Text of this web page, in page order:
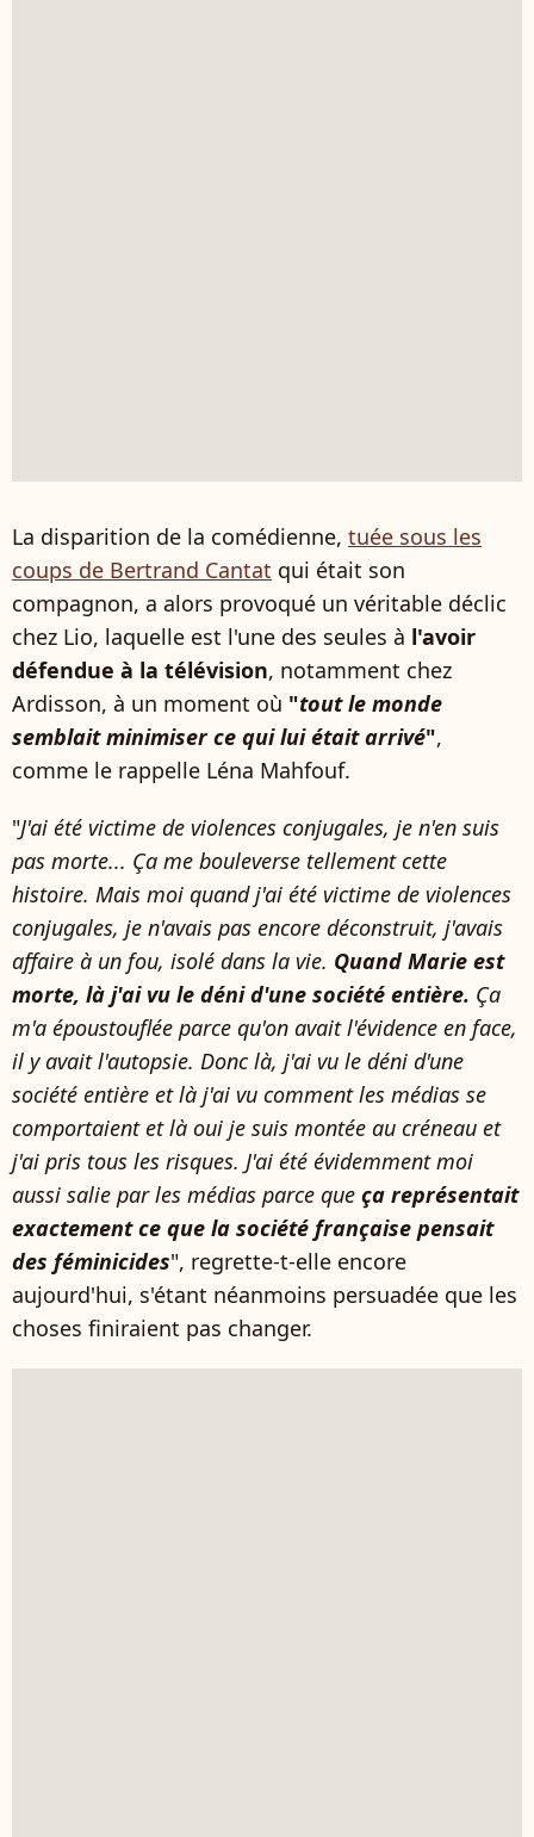
La disparition de la comédienne, tuée sous les
coups de Bertrand Cantat qui était son
compagnon, a alors provoqué un véritable déclic
chez Lio, laquelle est l'une des seules à l'avoir
défendue à la télévision, notamment chez
Ardisson, à un moment où "tout le monde
semblait minimiser ce qui lui était arrivé",
comme le rappelle Léna Mahfouf.
"J'ai été victime de violences conjugales, je n'en suis
pas morte... Ça me bouleverse tellement cette
histoire. Mais moi quand j'ai été victime de violences
conjugales, je n'avais pas encore déconstruit, j'avais
affaire à un fou, isolé dans la vie. Quand Marie est
morte, là j'ai vu le déni d'une société entière. Ça
m'a époustouflée parce qu'on avait l'évidence en face,
il y avait l'autopsie. Donc là, j'ai vu le déni d'une
société entière et là j'ai vu comment les médias se
comportaient et là oui je suis montée au créneau et
j'ai pris tous les risques. J'ai été évidemment moi
aussi salie par les médias parce que ça représentait
exactement ce que la société française pensait
des féminicides", regrette-t-elle encore
aujourd'hui, s'étant néanmoins persuadée que les
choses finiraient pas changer.